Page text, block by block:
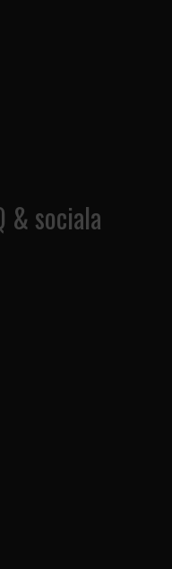
& sociala